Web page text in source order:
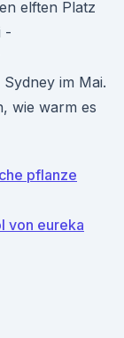
elften Platz
-
im Mai.
wie warm es
pflanze
von eureka